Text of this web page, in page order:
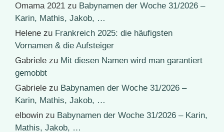
Omama 2021 zu Babynamen der Woche 31/2026 –
Karin, Mathis, Jakob, …
Helene zu Frankreich 2025: die häufigsten
Vornamen & die Aufsteiger
Gabriele zu Mit diesen Namen wird man garantiert
gemobbt
Gabriele zu Babynamen der Woche 31/2026 –
Karin, Mathis, Jakob, …
elbowin zu Babynamen der Woche 31/2026 – Karin,
Mathis, Jakob, …